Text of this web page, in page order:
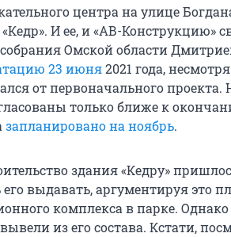
центра на улице
И ее, и «АВ-Конструкцию»
Омской области
23 июня2021 года,
от первоначального проекта.
только ближе к
запланировано на ноябрь.
здания «Кедру»
выдавать, аргументируя это
комплекса в парке. Однако
из его состава. Кстати,